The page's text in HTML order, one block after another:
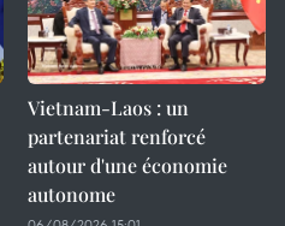
Vietnam-Laos : un
partenariat renforcé
autour d'une économie
autonome